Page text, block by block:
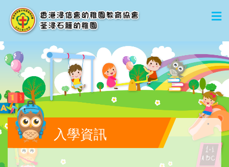
入學資訊